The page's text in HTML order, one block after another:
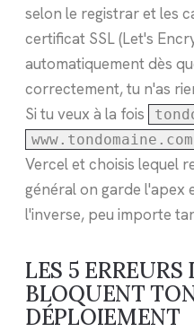
selon le registrar et les
certificat SSL (Let's
automatiquement dès
correctement, tu n'as
Si tu veux à la fois
www.tondomaine.com
Vercel et choisis lequel
général on garde l'apex
l'inverse, peu importe
LES 5
BLOQUENT
DÉPLOIEMENT